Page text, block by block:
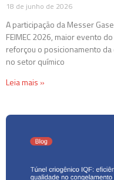
18 de junho de 2026
A participação da Messer
FEIMEC 2026, maior evento
reforçou o posicionamento
no setor químico
Leia mais »